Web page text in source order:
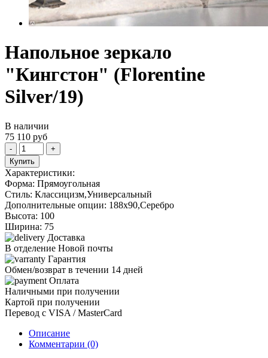
Напольное зеркало
"Кингстон" (Florentine
Silver/19)
В наличии
75 110 руб
-
+
Купить
Характеристики:
Форма: Прямоугольная
Стиль: Классицизм,Универсальный
Дополнительные опции: 188х90,Серебро
Высота: 100
Ширина: 75
Доставка
В отделение Новой почты
Гарантия
Обмен/возврат в течении 14 дней
Оплата
Наличными при получении
Картой при получении
Перевод с VISA / MasterCard
Описание
Комментарии (0)